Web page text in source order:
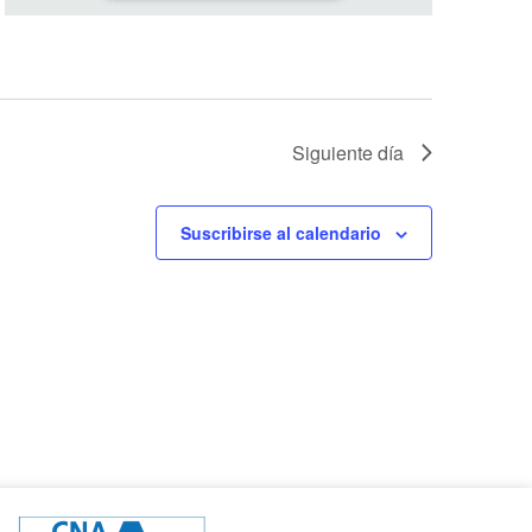
Siguiente día
Suscribirse al calendario